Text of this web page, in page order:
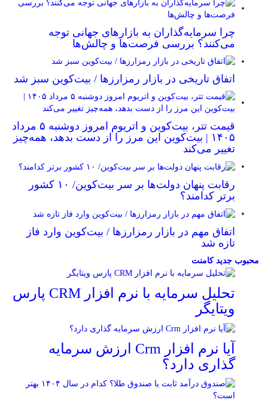
چرا سرمایه‌گذاران به بازارهای جهانی توجه
می‌کنند؟ بررسی فرصت‌ها و چالش‌ها
اتفاق تاریخی در بازار رمزارزها / بیت‌کوین سبز شد
قیمت تتر، بیت‌کوین و اتریوم امروز دوشنبه ۵ مرداد
۱۴۰۵ | بیت‌کوین این مرز را از دست بدهد، همه‌چیز
تغییر می‌کند
رقابت پنهان دولت‌ها بر سر بیت‌کوین/ ۱۰ کشور
برتر کدامند؟
اتفاق مهم در بازار رمزارزها / بیت‌کوین وارد فاز
تازه شد
محبوب جدیدکامنت
تحلیل سرمایه با نرم افزار CRM پارس
ویتایگر
آیا نرم افزار Crm ارزش سرمایه
گذاری دارد؟